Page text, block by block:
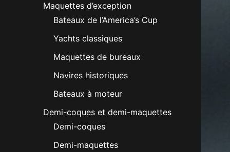
Maquettes d’exception
Bateaux de l’America’s Cup
Yachts classiques
Maquettes de bureaux
Navires historiques
Bateaux à moteur
Demi-coques et demi-maquettes
Demi-coques
Demi-maquettes